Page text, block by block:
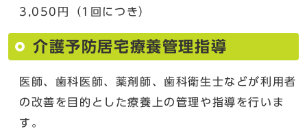
3,050円（1回につき）
介護予防居宅療養管理指導
医師、歯科医師、薬剤師、歯科衛生士などが利用者
の改善を目的とした療養上の管理や指導を行いま
す。